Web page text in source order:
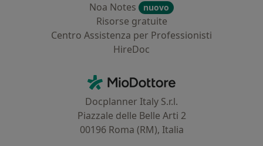
Noa Notes
nuovo
Risorse gratuite
Centro Assistenza per Professionisti
HireDoc
MioDottore - Homepage
Docplanner Italy S.r.l.
Piazzale delle Belle Arti 2
00196 Roma (RM), Italia